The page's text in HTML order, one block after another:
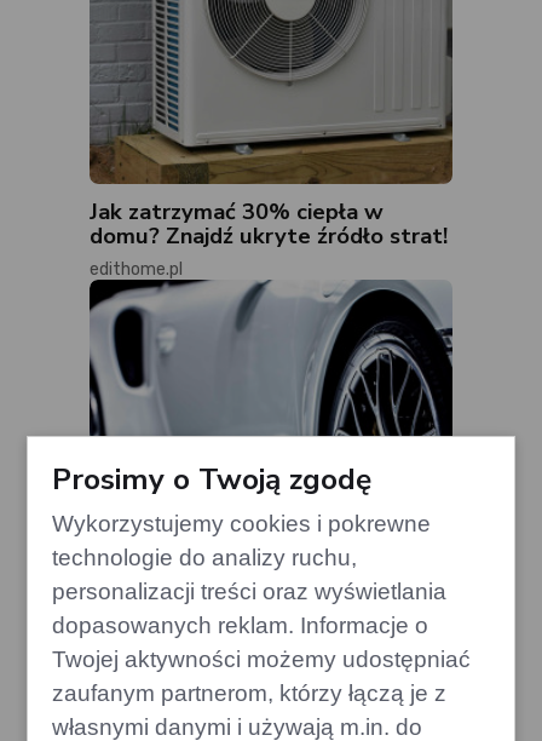
Jak zatrzymać 30% ciepła w
domu? Znajdź ukryte źródło strat!
edithome.pl
Porsche 911 Targa 4 GTS
Hybrydą: Wierność Charakterowi
Mimo Zmian
Prosimy o Twoją zgodę
Wykorzystujemy cookies i pokrewne
technologie do analizy ruchu,
personalizacji treści oraz wyświetlania
dopasowanych reklam. Informacje o
Twojej aktywności możemy udostępniać
zaufanym partnerom, którzy łączą je z
własnymi danymi i używają m.in. do